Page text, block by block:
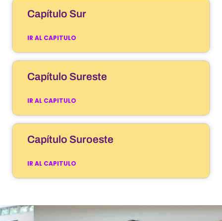
Capítulo Sur
IR AL CAPITULO
Capítulo Sureste
IR AL CAPITULO
Capítulo Suroeste
IR AL CAPITULO